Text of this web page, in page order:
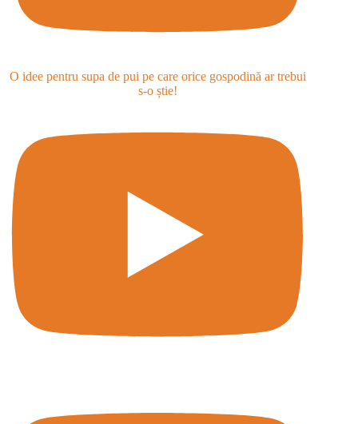
O idee pentru supa de pui pe care orice gospodină ar trebui
s-o știe!